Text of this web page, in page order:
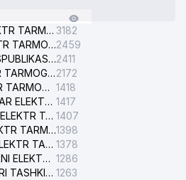
YASHNOBOD ELEKTR TARMOG'I NOSOZLIKLARI XIZMATI 3182
CHILONZOR ELEKTR TARMOG'I NOSOZLIK XIZMATI2459
O'ZBEKISTON RESPUBLIKASI BOSH PROKURATURASI ISHONCH TELEFONI2411
OLMAZOR ELEKTR TARMOG'I NOSOZLIKLARI XIZMATI2172
UCH-TEPA ELEKTR TARMOG'I NOSOZLIKLARI XIZMATI 1418
TOSHKENT SHAHAR ELEKTR TARMOQLARI KORXONASI AJ 1417
SHAYXONTOHUR ELEKTR TARMOG'I NOSOZLIKLARINI TUZATISH XIZMATI 1407
SAMARQAND ELEKTR TARMOQLARI AJ1398
SURXONDARYO ELEKTR TARMOQLARI AJ 1378
TOSHKENT TUMANI ELEKTR TARMOG'I AVARIYA XIZMATI 1286
TOSHKENT SHAHRI TASHKILOT TELEFONLARI HAQIDA MA'LUMOT BYUROSI 1263